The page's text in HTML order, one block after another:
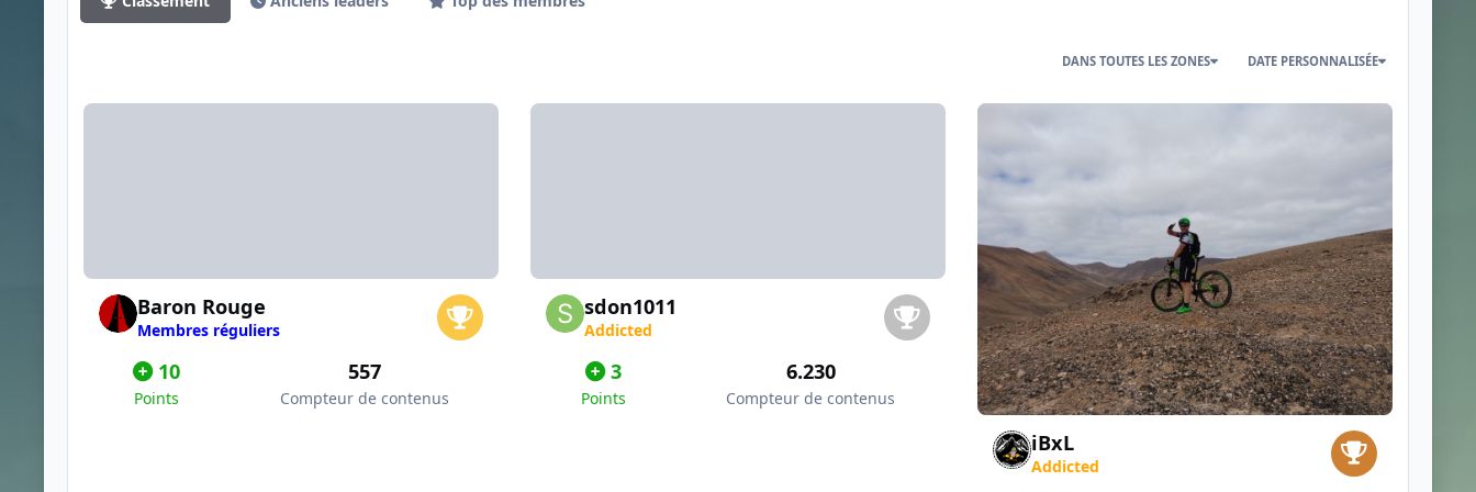
DANS TOUTES LES ZONES DATE PERSONNALISÉE
Baron Rouge
Membres réguliers
10
Points
557
Compteur de contenus
sdon1011
Addicted
3
Points
6.230
Compteur de contenus
iBxL
Addicted